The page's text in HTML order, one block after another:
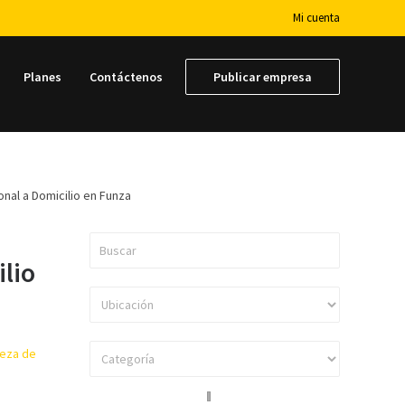
Mi cuenta
Planes Contáctenos Publicar empresa
a Domicilio en Funza
de